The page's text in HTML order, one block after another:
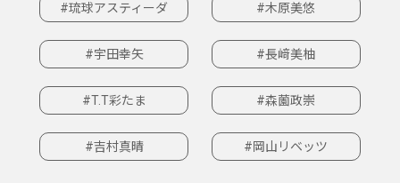
#琉球アスティーダ #木原美悠
#宇田幸矢 #長﨑美柚
#T.T彩たま #森薗政崇
#吉村真晴 #岡山リベッツ